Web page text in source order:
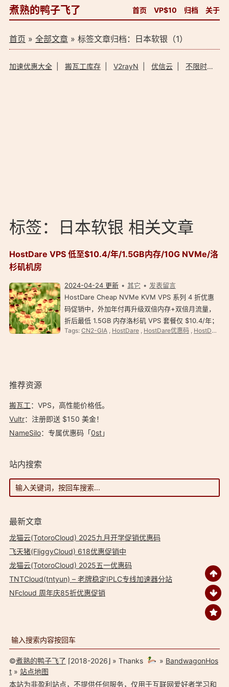
煮熟的鸭子飞了 首页 VP$10 归档 关于
首页 » 全部文章» 标签文章归档：日本软银（1）
加速优惠大全| 搬瓦工库存| V2rayN 优信云| 不限时加速器
标签：日本软银 相关文章
HostDare VPS 低至$10.4/年/1.5GB内存/10G NVMe/洛
杉矶机房
2024-04-24 更新 其它
发表留言
HostDare Cheap NVMe KVM VPS 系列 4 折优惠
码促销中，外加年付再升级双倍内存+双倍月流量，
折后最低 1.5GB 内存洛杉矶 VPS 套餐仅 $10.4/年；
美国洛杉矶 CN2 GIA 线路 (CSSD/CKVM 系列)VPS
Tags: CN2-GIA, HostDare, HostDare优惠码, HostDare怎么样
推荐资源
搬瓦工：VPS，高性能价格低。️
Vultr：注册即送 $150 美金！
NameSilo：专属优惠码「0st」
站内搜索
最新文章
龙猫云(TotoroCloud) 2025九月开学促销优惠码
飞天猪(FliggyCloud) 618优惠促销中
龙猫云(TotoroCloud) 2025五一优惠码
TNTCloud(tntyun) – 老牌稳定IPLC专线加速器分站
NFcloud 周年庆85折优惠促销
©煮熟的鸭子飞了 ⌈2018-2026⌋ » Thanks » BandwagonHos
t» 站点地图
本站为非盈利站点，不提供任何服务，仅用于互联网爱好者学习和